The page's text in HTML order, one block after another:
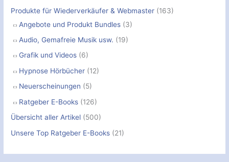
Produkte für Wiederverkäufer & Webmaster (163)
Angebote und Produkt Bundles (3)
Audio, Gemafreie Musik usw. (19)
Grafik und Videos (6)
Hypnose Hörbücher (12)
Neuerscheinungen (5)
Ratgeber E-Books (126)
Übersicht aller Artikel (500)
Unsere Top Ratgeber E-Books (21)